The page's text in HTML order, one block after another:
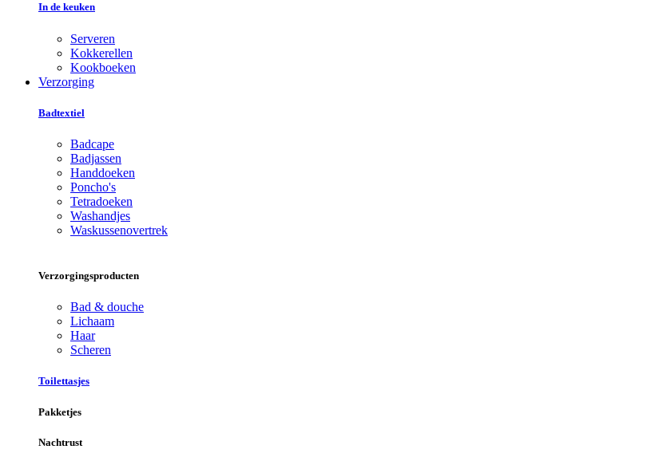
In de keuken
Serveren
Kokkerellen
Kookboeken
Verzorging
Badtextiel
Badcape
Badjassen
Handdoeken
Poncho's
Tetradoeken
Washandjes
Waskussenovertrek
Verzorgingsproducten
Bad & douche
Lichaam
Haar
Scheren
Toilettasjes
Pakketjes
Nachtrust